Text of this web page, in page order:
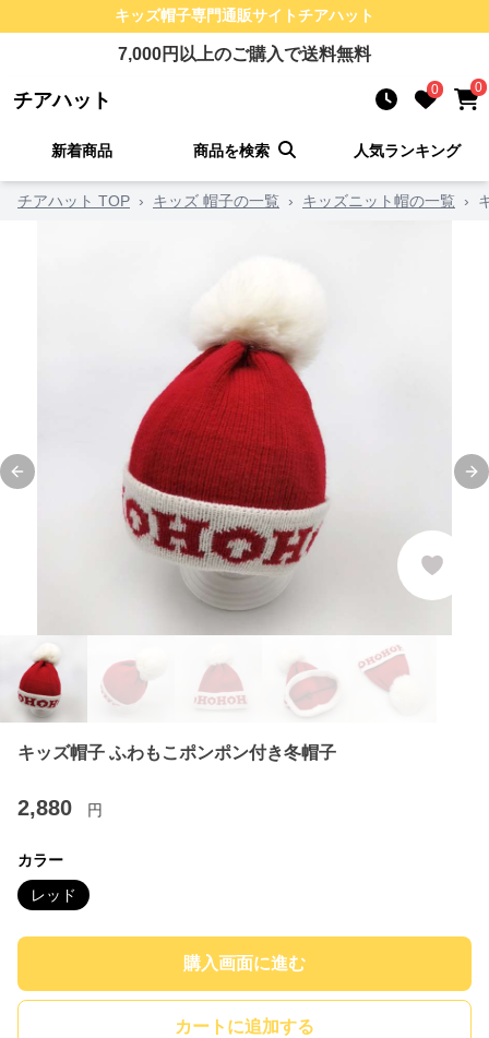
キッズ帽子専門通販サイトチアハット
7,000円以上のご購入で送料無料
チアハット 0 0
新着商品 商品を検索 人気ランキング
チアハット TOP › キッズ 帽子の一覧 › キッズニット帽の一覧 ›
Previous slide
キッズ帽子 ふわもこポンポン付き冬帽子
2,880 円
カラー
レッド
購入画面に進む
カートに追加する